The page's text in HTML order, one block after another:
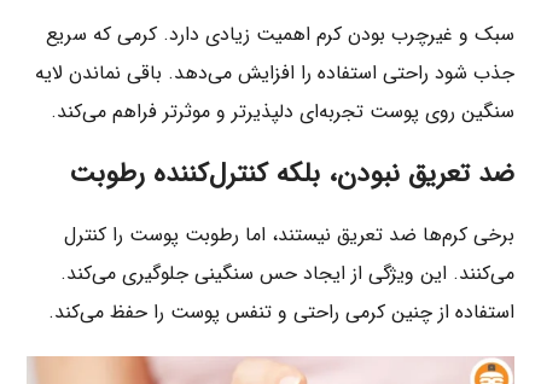
سبک و غیرچرب بودن کرم اهمیت زیادی دارد. کرمی که سریع
جذب شود راحتی استفاده را افزایش می‌دهد. باقی نماندن لایه
سنگین روی پوست تجربه‌ای دلپذیرتر و موثرتر فراهم می‌کند.
ضد تعریق نبودن، بلکه کنترل‌کننده رطوبت
برخی کرم‌ها ضد تعریق نیستند، اما رطوبت پوست را کنترل
می‌کنند. این ویژگی از ایجاد حس سنگینی جلوگیری می‌کند.
استفاده از چنین کرمی راحتی و تنفس پوست را حفظ می‌کند.